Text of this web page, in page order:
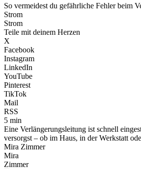
So vermeidest du gefährliche Fehler beim
Strom
Strom
Teile mit deinem Herzen
X
Facebook
Instagram
LinkedIn
YouTube
Pinterest
TikTok
Mail
RSS
5 min
Eine Verlängerungsleitung ist schnell
versorgst – ob im Haus, in der Werkstatt
Mira Zimmer
Mira
Zimmer